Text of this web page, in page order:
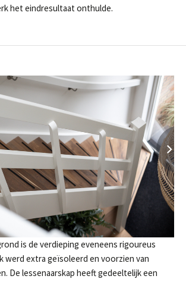
het eindresultaat onthulde.
is de verdieping eveneens rigoureus
werd extra geïsoleerd en voorzien van
De lessenaarskap heeft gedeeltelijk een